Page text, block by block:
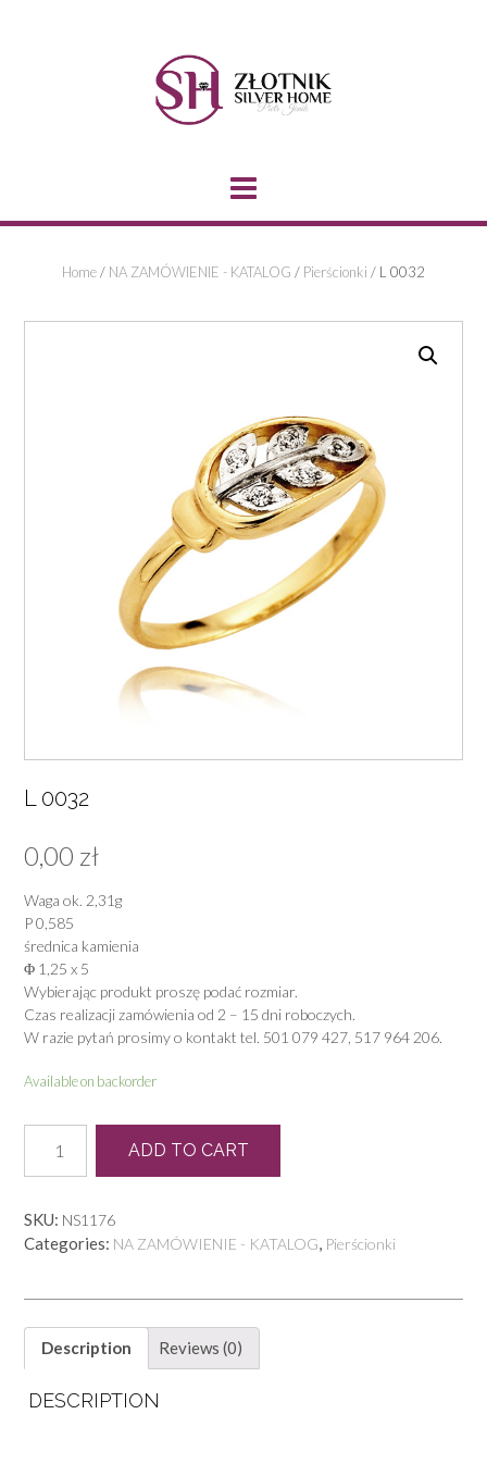
Home/ NA ZAMÓWIENIE - KATALOG / Pierścionki / L 0032
L 0032
0,00 zł
Waga ok. 2,31g
P 0,585
średnica kamienia
Φ 1,25 x 5
Wybierając produkt proszę podać rozmiar.
Czas realizacji zamówienia od 2 – 15 dni roboczych.
W razie pytań prosimy o kontakt tel. 501 079 427, 517 964 206.
Available on backorder
0032
quantity
ADD TO CART
SKU: NS1176
Categories: NA ZAMÓWIENIE - KATALOG, Pierścionki
Description Reviews (0)
DESCRIPTION